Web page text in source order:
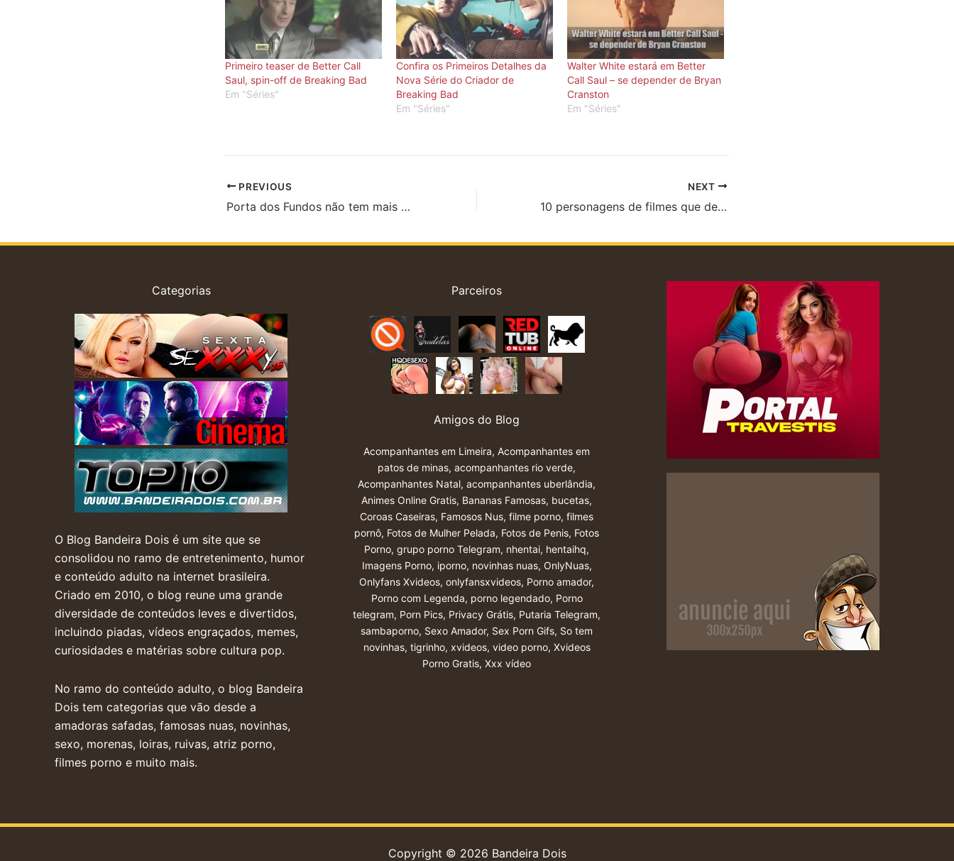
Primeiro teaser de Better Call
Saul, spin-off de Breaking Bad
Em "Séries"
Confira os Primeiros Detalhes da
Nova Série do Criador de
Breaking Bad
Em "Séries"
Walter White estará em Better
Call Saul – se depender de Bryan
Cranston
Em "Séries"
PREVIOUS
Porta dos Fundos não tem mais a atriz Letícia Lima
NEXT
10 personagens de filmes que deveriam morrer, mas não morreram
Categorias
O Blog Bandeira Dois é um site que se
consolidou no ramo de entretenimento, humor
e conteúdo adulto na internet brasileira.
Criado em 2010, o blog reune uma grande
diversidade de conteúdos leves e divertidos,
incluindo piadas, vídeos engraçados, memes,
curiosidades e matérias sobre cultura pop.
No ramo do conteúdo adulto, o blog Bandeira
Dois tem categorias que vão desde a
amadoras safadas, famosas nuas, novinhas,
sexo, morenas, loiras, ruivas, atriz porno,
filmes porno e muito mais.
Parceiros
Amigos do Blog
Acompanhantes em Limeira,Acompanhantes em
patos de minas,acompanhantes rio verde,
Acompanhantes Natal,acompanhantes uberlândia,
Animes Online Gratis, Bananas Famosas, bucetas,
Coroas Caseiras, Famosos Nus,filme porno,filmes
pornô, Fotos de Mulher Pelada, Fotos de Penis, Fotos
Porno,grupo porno Telegram, nhentai, hentaihq,
Imagens Porno, iporno, novinhas nuas, OnlyNuas,
Onlyfans Xvideos,onlyfansxvideos, Porno amador,
Porno com Legenda, porno legendado, Porno
telegram, Porn Pics, Privacy Grátis, Putaria Telegram,
sambaporno, Sexo Amador, Sex Porn Gifs, So tem
novinhas, tigrinho, xvideos, video porno, Xvideos
Porno Gratis,Xxx vídeo
Copyright © 2026 Bandeira Dois